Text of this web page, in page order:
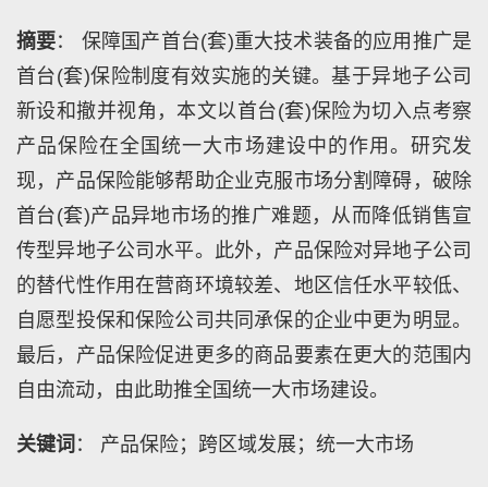
摘要： 保障国产首台(套)重大技术装备的应用推广是
首台(套)保险制度有效实施的关键。基于异地子公司
新设和撤并视角，本文以首台(套)保险为切入点考察
产品保险在全国统一大市场建设中的作用。研究发
现，产品保险能够帮助企业克服市场分割障碍，破除
首台(套)产品异地市场的推广难题，从而降低销售宣
传型异地子公司水平。此外，产品保险对异地子公司
的替代性作用在营商环境较差、地区信任水平较低、
自愿型投保和保险公司共同承保的企业中更为明显。
最后，产品保险促进更多的商品要素在更大的范围内
自由流动，由此助推全国统一大市场建设。
关键词 ： 产品保险；跨区域发展；统一大市场